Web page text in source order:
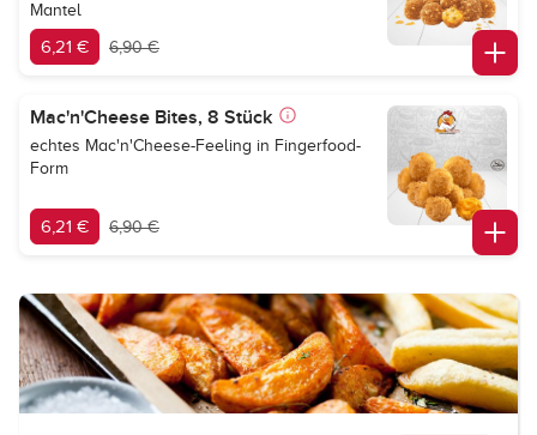
Mantel
6,21 € 6,90 €
Mac'n'Cheese Bites, 8 Stück
echtes Mac'n'Cheese-Feeling in Fingerfood-
Form
6,21 € 6,90 €